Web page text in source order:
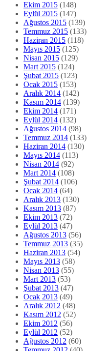
Ekim 2015 (148)
Eylül 2015 (147)
Ağustos 2015 (139)
Temmuz 2015 (133)
Haziran 2015 (118)
Mayıs 2015 (125)
Nisan 2015 (129)
Mart 2015 (124)
Şubat 2015 (123)
Ocak 2015 (153)
Aralık 2014 (142)
Kasım 2014 (139)
Ekim 2014 (171)
Eylül 2014 (132)
Ağustos 2014 (98)
Temmuz 2014 (133)
Haziran 2014 (130)
Mayıs 2014 (113)
Nisan 2014 (92)
Mart 2014 (108)
Şubat 2014 (106)
Ocak 2014 (64)
Aralık 2013 (130)
Kasım 2013 (87)
Ekim 2013 (72)
Eylül 2013 (47)
Ağustos 2013 (56)
Temmuz 2013 (35)
Haziran 2013 (54)
Mayıs 2013 (58)
Nisan 2013 (55)
Mart 2013 (53)
Şubat 2013 (47)
Ocak 2013 (49)
Aralık 2012 (48)
Kasım 2012 (52)
Ekim 2012 (56)
Eylül 2012 (52)
Ağustos 2012 (60)